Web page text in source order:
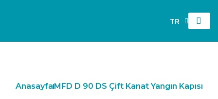
TR
EN
AnasayfaMFD D 90 DS Çift Kanat Yangın Kapısı
MFD D 90 DS Çift Kanat Yangın